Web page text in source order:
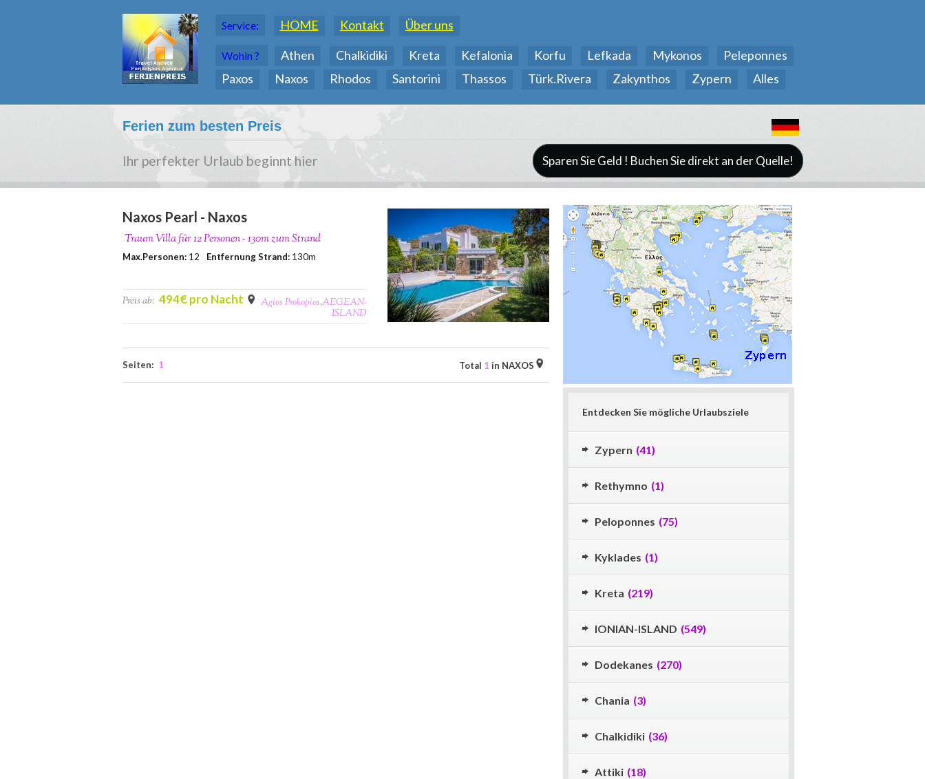
Service: HOME Kontakt Über uns
Wohin ? Athen Chalkidiki Kreta Kefalonia Korfu Lefkada Mykonos
Peleponnes
Paxos
Naxos Rhodos Santorini Thassos Türk.Rivera Zakynthos Zypern Alles
Ferien zum besten Preis
Ihr perfekter Urlaub beginnt hier Sparen Sie Geld ! Buchen Sie direkt an der Quelle!
Naxos Pearl - Naxos
Traum Villa für 12 Personen - 130m zum Strand
Max.Personen: 12 Entfernung Strand: 130m
Preis ab: 494€ pro Nacht Agios Prokopios,AEGEAN-
ISLAND
Seiten: 1 Total 1 in NAXOS
Entdecken Sie mögliche Urlaubsziele
Zypern (41)
Rethymno (1)
Peloponnes (75)
Kyklades (1)
Kreta (219)
IONIAN-ISLAND (549)
Dodekanes (270)
Chania (3)
Chalkidiki (36)
Attiki (18)